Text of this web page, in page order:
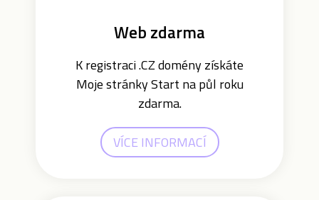
Web zdarma
K registraci .CZ domény získáte
Moje stránky Start na půl roku
zdarma.
VÍCE INFORMACÍ